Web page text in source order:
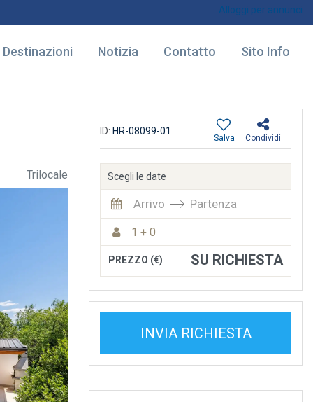
Alloggi per annunci
Destinazioni Notizia Contatto Sito Info
Trilocale
ID: HR-08099-01
Condividi
Salva
Scegli le date
Arrivo Partenza
1 + 0
PREZZO (€) SU RICHIESTA
INVIA RICHIESTA